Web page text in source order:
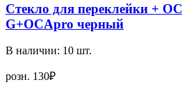
Стекло для переклейки +
G+OCApro черный
В наличии: 10 шт.
розн. 130₽